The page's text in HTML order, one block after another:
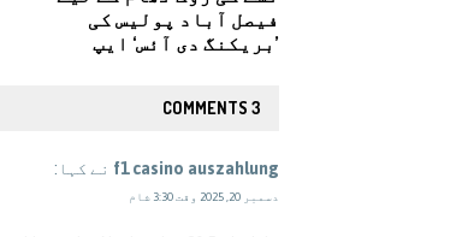
فیصل آباد پولیس کی
’بریکنگ دی آئس‘ ایپ
3 COMMENTS
f1 casino auszahlung نے کہا:
دسمبر 20, 2025 وقت 3:30 شام